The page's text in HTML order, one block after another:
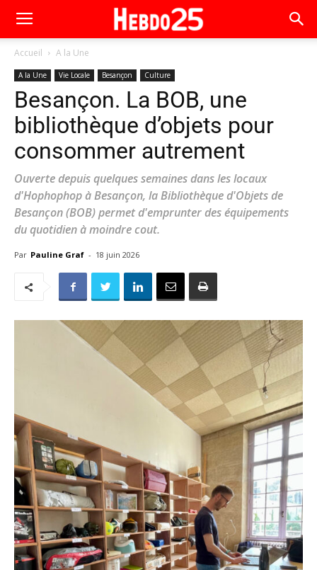
Accueil A la Une
A la Une Vie Locale Besançon Culture
Besançon. La BOB, une
bibliothèque d’objets pour
consommer autrement
Ouverte depuis quelques semaines dans les locaux
d'Hophophop à Besançon, la Bibliothèque d'Objets de
Besançon (BOB) permet d'emprunter des équipements
du quotidien à moindre cout.
Par Pauline Graf - 18 juin 2026